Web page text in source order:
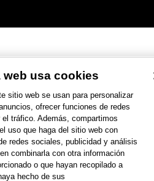
web usa cookies
sitio web se usan para personalizar
ofrecer funciones de redes
tráfico. Además, compartimos
uso que haga del sitio web con
redes sociales, publicidad y análisis
combinarla con otra información
o que hayan recopilado a
hecho de sus